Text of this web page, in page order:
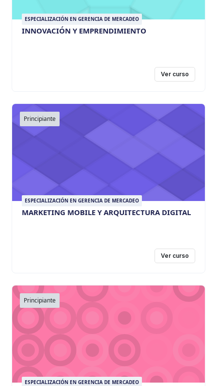
ESPECIALIZACIÓN EN GERENCIA DE MERCADEO
INNOVACIÓN Y EMPRENDIMIENTO
Ver curso
Principiante
ESPECIALIZACIÓN EN GERENCIA DE MERCADEO
MARKETING MOBILE Y ARQUITECTURA DIGITAL
Ver curso
Principiante
ESPECIALIZACIÓN EN GERENCIA DE MERCADEO